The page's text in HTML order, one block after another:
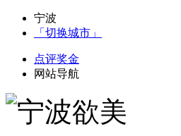
宁波
「切换城市」
点评奖金
网站导航